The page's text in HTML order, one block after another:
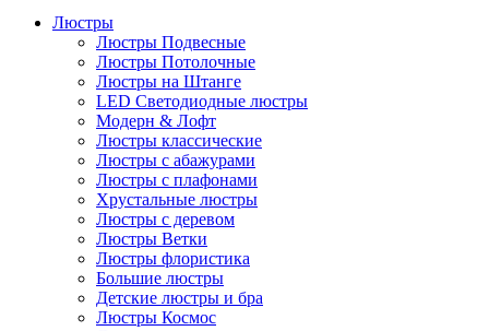
Люстры
Люстры Подвесные
Люстры Потолочные
Люстры на Штанге
LED Светодиодные люстры
Модерн & Лофт
Люстры классические
Люстры с абажурами
Люстры с плафонами
Хрустальные люстры
Люстры с деревом
Люстры Ветки
Люстры флористика
Большие люстры
Детские люстры и бра
Люстры Космос